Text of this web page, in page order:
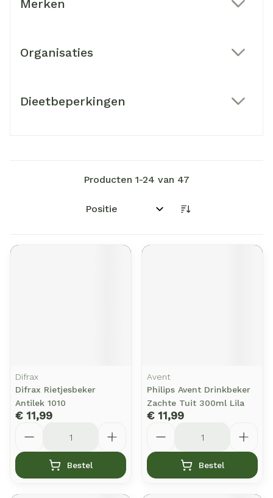
Merken
Organisaties
Dieetbeperkingen
Producten 1-24 van 47
Sorteer op:
Difrax
Difrax Rietjesbeker
Antilek 1010
€ 11,99
Bestel
Avent
Philips Avent Drinkbeker
Zachte Tuit 300ml Lila
€ 11,99
Bestel